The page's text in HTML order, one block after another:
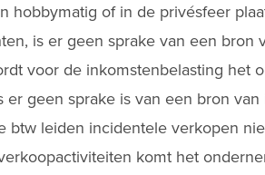
hobbymatig of in de privésfeer
is er geen sprake van een bron
voor de inkomstenbelasting het
er geen sprake is van een bron
btw leiden incidentele verkopen
komt het